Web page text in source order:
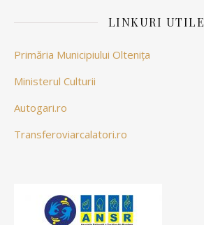
LINKURI UTILE
Primăria Municipiului Oltenița
Ministerul Culturii
Autogari.ro
Transferoviarcalatori.ro